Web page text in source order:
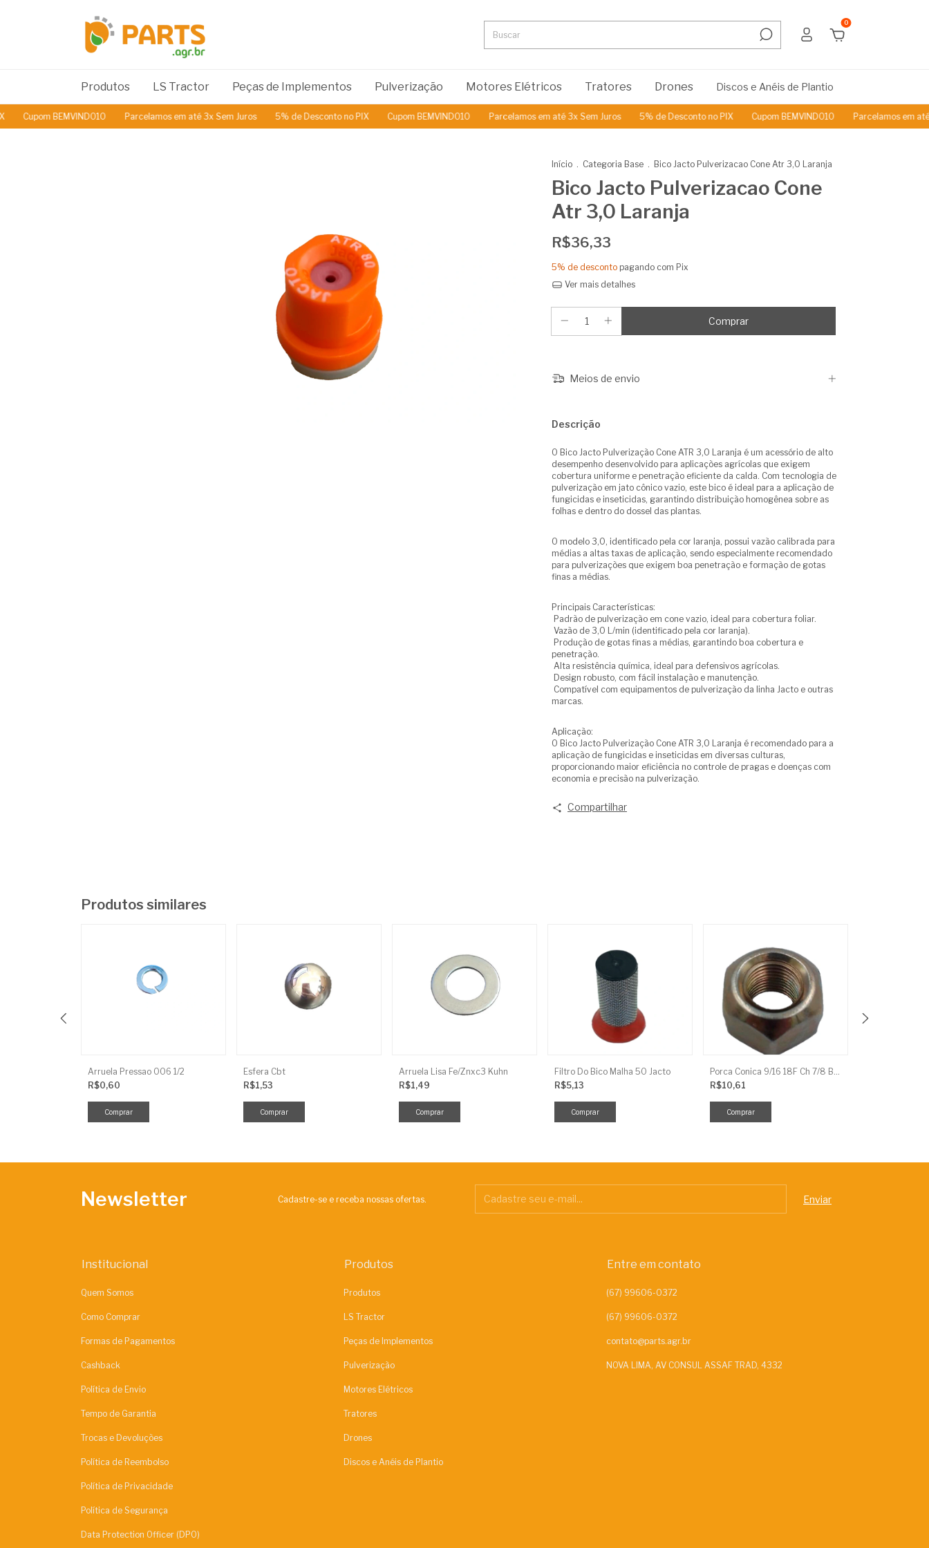
0
Produtos LS Tractor Peças de Implementos Pulverização Motores Elétricos Tratores Drones Discos e Anéis de Plantio
Cupom BEMVINDO10 Parcelamos em até 3x Sem Juros 5% de Desconto no PIX Cupom BEMVINDO10 Parcelamos em até 3x Sem Juros 5% de Desconto no PIX Cupom BEMVINDO10 Parcelamos em até 3x
Início . Categoria Base . Bico Jacto Pulverizacao Cone Atr 3,0 Laranja
Bico Jacto Pulverizacao Cone
Atr 3,0 Laranja
R$36,33
5% de desconto pagando com Pix
Ver mais detalhes
Meios de envio
Descrição
O Bico Jacto Pulverização Cone ATR 3,0 Laranja é um acessório de alto
desempenho desenvolvido para aplicações agrícolas que exigem
cobertura uniforme e penetração eficiente da calda. Com tecnologia de
pulverização em jato cônico vazio, este bico é ideal para a aplicação de
fungicidas e inseticidas, garantindo distribuição homogênea sobre as
folhas e dentro do dossel das plantas.
O modelo 3,0, identificado pela cor laranja, possui vazão calibrada para
médias a altas taxas de aplicação, sendo especialmente recomendado
para pulverizações que exigem boa penetração e formação de gotas
finas a médias.
Principais Características:
Padrão de pulverização em cone vazio, ideal para cobertura foliar.
Vazão de 3,0 L/min (identificado pela cor laranja).
Produção de gotas finas a médias, garantindo boa cobertura e
penetração.
Alta resistência química, ideal para defensivos agrícolas.
Design robusto, com fácil instalação e manutenção.
Compatível com equipamentos de pulverização da linha Jacto e outras
marcas.
Aplicação:
O Bico Jacto Pulverização Cone ATR 3,0 Laranja é recomendado para a
aplicação de fungicidas e inseticidas em diversas culturas,
proporcionando maior eficiência no controle de pragas e doenças com
economia e precisão na pulverização.
Compartilhar
Produtos similares
Arruela Pressao 006 1/2
R$0,60
Esfera Cbt
R$1,53
Arruela Lisa Fe/Znxc3 Kuhn
R$1,49
Filtro Do Bico Malha 50 Jacto
R$5,13
Porca Conica 9/16 18F Ch 7/8 Baldan
R$10,61
Newsletter Cadastre-se e receba nossas ofertas.
Institucional
Quem Somos
Como Comprar
Formas de Pagamentos
Cashback
Política de Envio
Tempo de Garantia
Trocas e Devoluções
Política de Reembolso
Política de Privacidade
Política de Segurança
Data Protection Officer (DPO)
Produtos
Produtos
LS Tractor
Peças de Implementos
Pulverização
Motores Elétricos
Tratores
Drones
Discos e Anéis de Plantio
Entre em contato
contato@parts.agr.br
NOVA LIMA, AV CONSUL ASSAF TRAD, 4332